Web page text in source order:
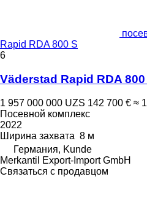
Rapid RDA 800 S
6
Väderstad Rapid RDA 800
1 957 000 000 UZS 142 700 € ≈
Посевной комплекс
2022
Ширина захвата 8 м
Германия, Kunde
Merkantil Export-Import GmbH
Связаться с продавцом